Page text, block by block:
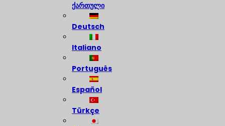
ქართული
Deutsch
Italiano
Português
Español
Türkçe